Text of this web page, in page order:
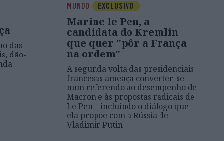
das
dão-
MUNDO EXCLUSIVO
Marine le Pen, a
candidata do Kremlin
que quer "pôr a França
na ordem"
A segunda volta das presidenciais
francesas ameaça converter-se
num referendo ao desempenho de
Macron e às propostas radicais de
Le Pen – incluindo o diálogo que
ela propõe com a Rússia de
Vladimir Putin